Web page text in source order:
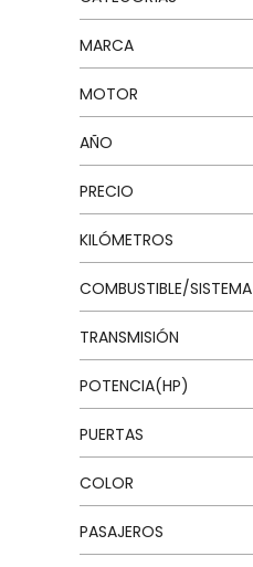
MARCA
MOTOR
AÑO
PRECIO
KILÓMETROS
COMBUSTIBLE/SISTEMA
TRANSMISIÓN
POTENCIA(HP)
PUERTAS
COLOR
PASAJEROS